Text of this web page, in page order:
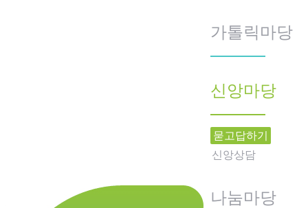
가톨릭마당
신앙마당
묻고답하기
신앙상담
나눔마당